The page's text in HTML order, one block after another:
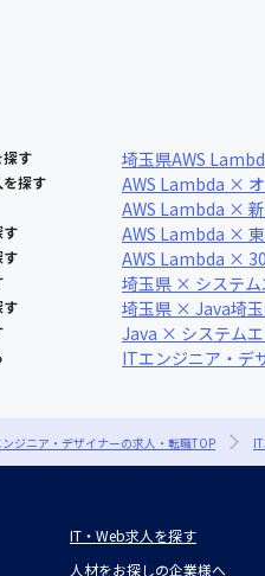
探す 埼玉県AWS
探す AWS Lambda ×
AWS Lambda ×
す AWS Lambda ×
す AWS Lambda ×
埼玉県 × システム
す 埼玉県 × Java埼
Java × システム
ITエンジニア・デ
ンジニア・デザイナーの求人・転職TOP
IT・Web求人を探す
人材をお探しの企業様へ